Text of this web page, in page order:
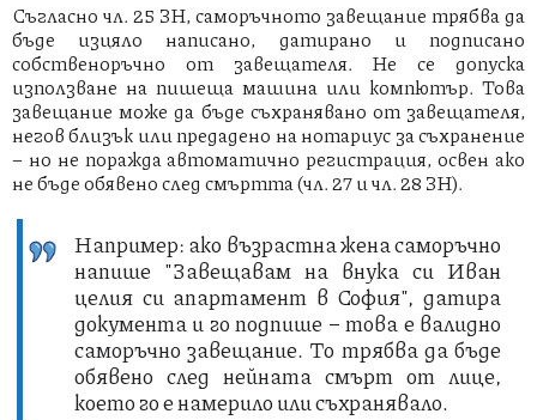
Съгласно чл. 25 ЗН, саморъчното завещание трябва да
бъде изцяло написано, датирано и подписано
собственоръчно от завещателя. Не се допуска
използване на пишеща машина или компютър. Това
завещание може да бъде съхранявано от завещателя,
негов близък или предадено на нотариус за съхранение
– но не поражда автоматично регистрация, освен ако
не бъде обявено след смъртта (чл. 27 и чл. 28 ЗН).
Например: ако възрастна жена саморъчно
напише "Завещавам на внука си Иван
целия си апартамент в София", датира
документа и го подпише – това е валидно
саморъчно завещание. То трябва да бъде
обявено след нейната смърт от лице,
което го е намерило или съхранявало.